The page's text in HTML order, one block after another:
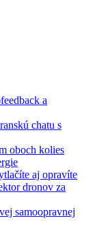
a
chatu s
oboch kolies
aj opravíte
dronov za
samoopravnej